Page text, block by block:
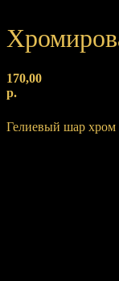
170,00
р.
Гелиевый шар хром